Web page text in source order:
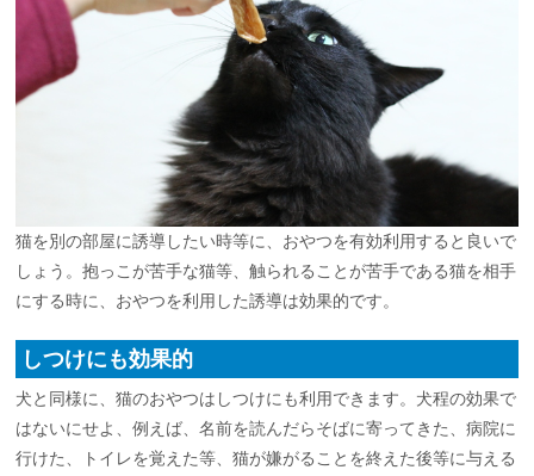
猫を別の部屋に誘導したい時等に、おやつを有効利用すると良いで
しょう。抱っこが苦手な猫等、触られることが苦手である猫を相手
にする時に、おやつを利用した誘導は効果的です。
しつけにも効果的
犬と同様に、猫のおやつはしつけにも利用できます。犬程の効果で
はないにせよ、例えば、名前を読んだらそばに寄ってきた、病院に
行けた、トイレを覚えた等、猫が嫌がることを終えた後等に与える